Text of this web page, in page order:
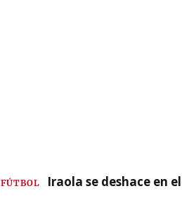
FÚTBOL Iraola se deshace en